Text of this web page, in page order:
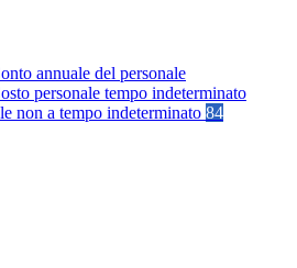
annuale del personale
personale tempo indeterminato
non a tempo indeterminato 84